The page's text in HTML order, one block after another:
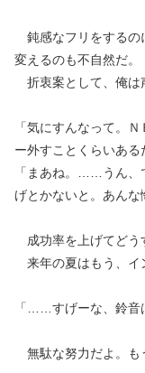
鈍感なフリをするの
変えるのも不自然だ。
折衷案として、俺は
「気にすんなって。
ー外すことくらいある
「まあね。……うん、
げとかないと。あんな
成功率を上げてどう
来年の夏はもう、イ
「……すげーな、鈴音
無駄な努力だよ。も